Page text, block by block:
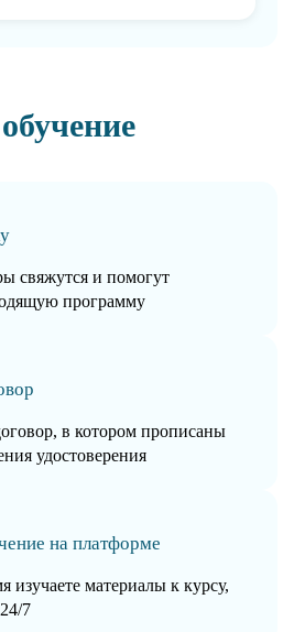
свяжутся и помогут
программу
в котором прописаны
удостоверения
на платформе
изучаете материалы к курсу,
7